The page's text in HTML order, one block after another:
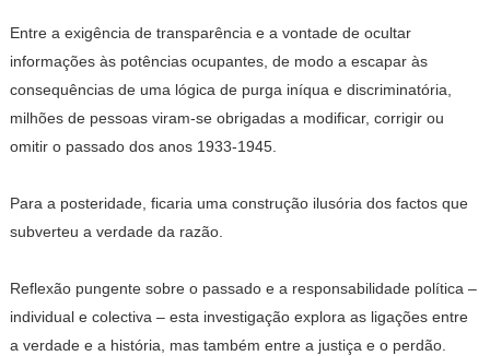
Entre a exigência de transparência e a vontade de ocultar
informações às potências ocupantes, de modo a escapar às
consequências de uma lógica de purga iníqua e discriminatória,
milhões de pessoas viram-se obrigadas a modificar, corrigir ou
omitir o passado dos anos 1933-1945.
Para a posteridade, ficaria uma construção ilusória dos factos que
subverteu a verdade da razão.
Reflexão pungente sobre o passado e a responsabilidade política –
individual e colectiva – esta investigação explora as ligações entre
a verdade e a história, mas também entre a justiça e o perdão.